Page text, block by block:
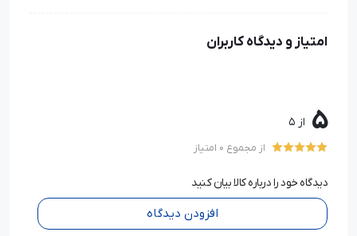
امتیاز و دیدگاه کاربران
5 از 5
از مجموع 0 امتیاز
دیدگاه خود را درباره کالا بیان کنید
افزودن دیدگاه